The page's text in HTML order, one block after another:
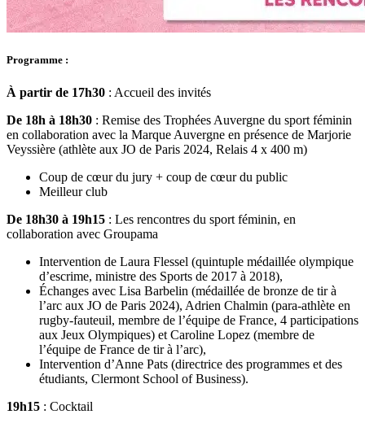
Programme :
À partir de 17h30 : Accueil des invités
De 18h à 18h30 : Remise des Trophées Auvergne du sport féminin
en collaboration avec la Marque Auvergne en présence de Marjorie
Veyssière (athlète aux JO de Paris 2024, Relais 4 x 400 m)
Coup de cœur du jury + coup de cœur du public
Meilleur club
De 18h30 à 19h15 : Les rencontres du sport féminin, en
collaboration avec Groupama
Intervention de Laura Flessel (quintuple médaillée olympique
d’escrime, ministre des Sports de 2017 à 2018),
Échanges avec Lisa Barbelin (médaillée de bronze de tir à
l’arc aux JO de Paris 2024), Adrien Chalmin (para-athlète en
rugby-fauteuil, membre de l’équipe de France, 4 participations
aux Jeux Olympiques) et Caroline Lopez (membre de
l’équipe de France de tir à l’arc),
Intervention d’Anne Pats (directrice des programmes et des
étudiants, Clermont School of Business).
19h15 : Cocktail